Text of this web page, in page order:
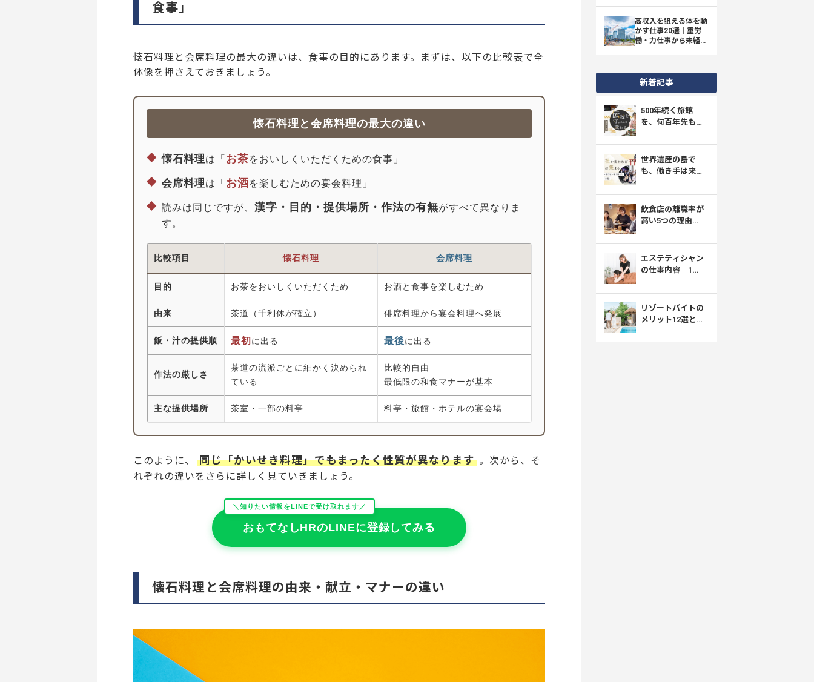
食事」
懐石料理と会席料理の最大の違いは、食事の目的にあります。まずは、以下の比較表で全
体像を押さえておきましょう。
懐石料理と会席料理の最大の違い
◆ 懐石料理は「 お茶をおいしくいただくための食事」
◆ 会席料理は「 お酒を楽しむための宴会料理」
◆ 読みは同じですが、 漢字・目的・提供場所・作法の有無がすべて異なりま
す。
比較項目 懐石料理 会席料理
目的 お茶をおいしくいただくため お酒と食事を楽しむため
由来 茶道（千利休が確立） 俳席料理から宴会料理へ発展
飯・汁の提供順 最初 に出る 最後に出る
作法の厳しさ
茶道の流派ごとに細かく決められ
ている
比較的自由
最低限の和食マナーが基本
主な提供場所 茶室・一部の料亭 料亭・旅館・ホテルの宴会場
このように、 同じ「かいせき料理」でもまったく性質が異なります 。次から、そ
れぞれの違いをさらに詳しく見ていきましょう。
＼知りたい情報をLINEで受け取れます／
おもてなしHRのLINEに登録してみる
懐石料理と会席料理の由来・献立・マナーの違い
高収入を狙える体を動
かす仕事20選｜重労
働・力仕事から未経験
新着記事
500年続く旅館
を、何百年先も守
らが挑む「採用と
育成」の新しい形
世界遺産の島で
も、働き手は来な
菊乃家が選んだ、
採用との向き合い
方
飲食店の離職率が
高い5つの理由｜
る原因と職場選び
エステティシャン
の仕事内容｜1日
面・給料まで解説
リゾートバイトの
メリット12選とデ